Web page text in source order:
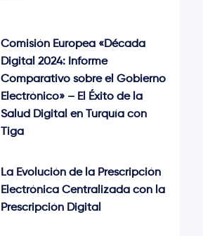
Comisión Europea «Década
Digital 2024: Informe
Comparativo sobre el Gobierno
Electrónico» – El Éxito de la
Salud Digital en Turquía con
Tiga
La Evolución de la Prescripción
Electrónica Centralizada con la
Prescripción Digital